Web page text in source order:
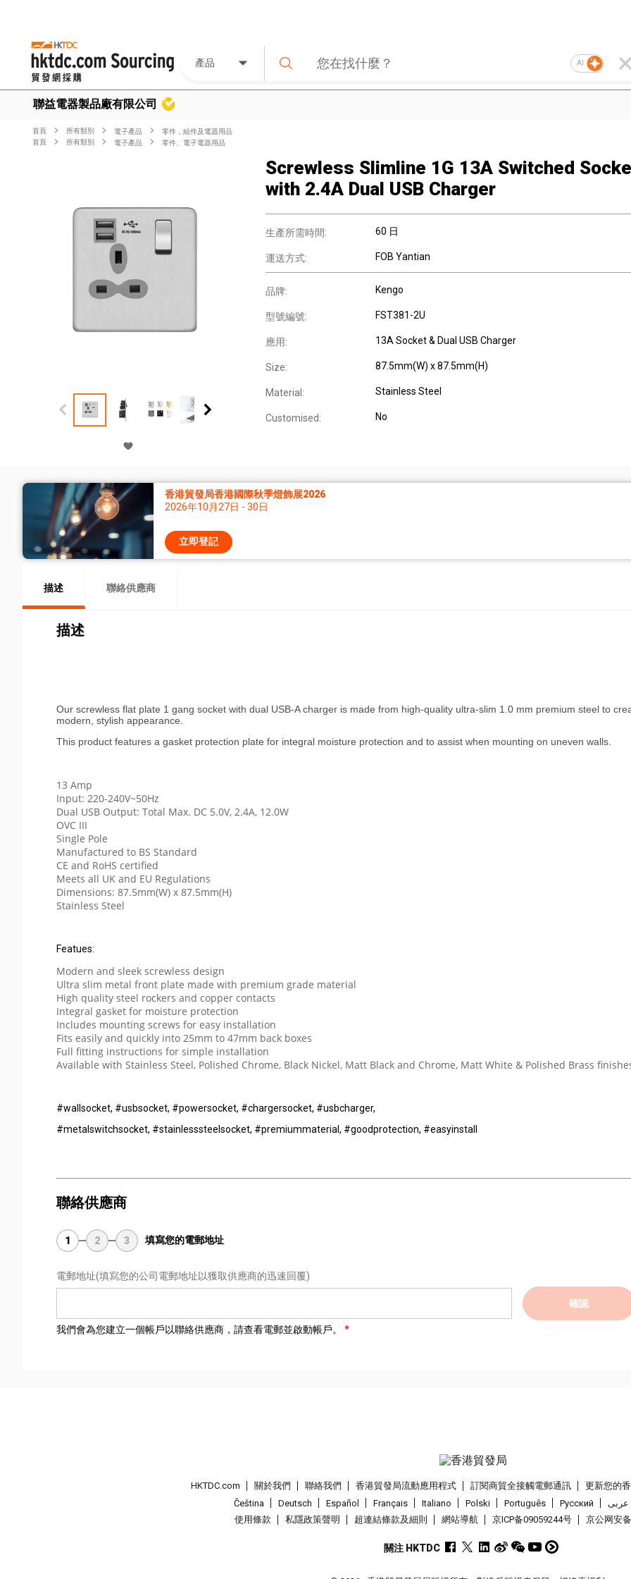
產品 AI
聯益電器製品廠有限公司
首頁 所有類別 電子產品
零件，組件及電器用品
首頁
所有類別 電子產品 零件、電子電器用品
Screwless Slimline 1G 13A Switched
with 2.4A Dual USB Charger
生產所需時間: 60 日
運送方式: FOB Yantian
品牌: Kengo
型號編號: FST381-2U
應用: 13A Socket & Dual USB Charger
Size: 87.5mm(W) x 87.5mm(H)
Material: Stainless Steel
Customised: No
香港貿發局香港國際秋季燈飾展2026
2026年10月27日 - 30日
立即登記
描述 聯絡供應商
描述
Our screwless flat plate 1 gang socket with dual USB-A charger is made from high-quality ultra-slim 1.0 mm premium steel to
modern, stylish appearance.
This product features a gasket protection plate for integral moisture protection and to assist when mounting on uneven walls.
13 Amp
Input: 220-240V~50Hz
Dual USB Output: Total Max. DC 5.0V, 2.4A, 12.0W
OVC III
Single Pole
Manufactured to BS Standard
CE and RoHS certified
Meets all UK and EU Regulations
Dimensions: 87.5mm(W) x 87.5mm(H)
Stainless Steel
Featues:
Modern and sleek screwless design
Ultra slim metal front plate made with premium grade material
High quality steel rockers and copper contacts
Integral gasket for moisture protection
Includes mounting screws for easy installation
Fits easily and quickly into 25mm to 47mm back boxes
Full fitting instructions for simple installation
Available with Stainless Steel, Polished Chrome, Black Nickel, Matt Black and Chrome, Matt White & Polished Brass
#wallsocket, #usbsocket, #powersocket, #chargersocket, #usbcharger,
#metalswitchsocket, #stainlesssteelsocket, #premiummaterial, #goodprotection, #easyinstall
聯絡供應商
1 2 3 填寫您的電郵地址
電郵地址(填寫您的公司電郵地址以獲取供應商的迅速回覆)
確認
我們會為您建立一個帳戶以聯絡供應商，請查看電郵並啟動帳戶。
HKTDC.com 關於我們 聯絡我們 香港貿發局流動應用程式 訂閱商貿全接觸電郵通訊
更新您的
Čeština
Deutsch Español Français Italiano Polski Português Pусский
عربى
使用條款
私隱政策聲明 超連結條款及細則 網站導航 京ICP备09059244号 京公网安
關注 HKTDC